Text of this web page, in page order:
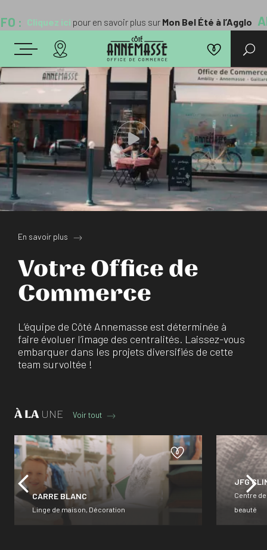
Cliquez icipour en savoir plus sur Mon Bel Été à l’Agglo
En savoir plus
Votre Office de
Commerce
L’équipe de Côté Annemasse est déterminée à
faire évoluer l’image des centralités. Laissez-vous
embarquer dans les projets diversifiés de cette
team survoltée !
À LA UNE Voir tout
CARRE BLANC
Linge de maison, Décoration
JFG
Centre
beauté